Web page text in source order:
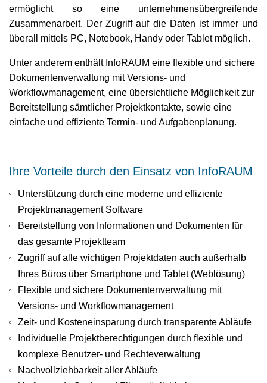
ermöglicht so eine unternehmensübergreifende
Zusammenarbeit. Der Zugriff auf die Daten ist immer und
überall mittels PC, Notebook, Handy oder Tablet möglich.
Unter anderem enthält InfoRAUM eine flexible und sichere
Dokumentenverwaltung mit Versions- und
Workflowmanagement, eine übersichtliche Möglichkeit zur
Bereitstellung sämtlicher Projektkontakte, sowie eine
einfache und effiziente Termin- und Aufgabenplanung.
Ihre Vorteile durch den Einsatz von InfoRAUM
Unterstützung durch eine moderne und effiziente
Projektmanagement Software
Bereitstellung von Informationen und Dokumenten für
das gesamte Projektteam
Zugriff auf alle wichtigen Projektdaten auch außerhalb
Ihres Büros über Smartphone und Tablet (Weblösung)
Flexible und sichere Dokumentenverwaltung mit
Versions- und Workflowmanagement
Zeit- und Kosteneinsparung durch transparente Abläufe
Individuelle Projektberechtigungen durch flexible und
komplexe Benutzer- und Rechteverwaltung
Nachvollziehbarkeit aller Abläufe